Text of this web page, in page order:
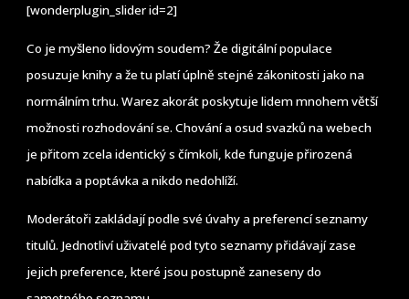
[wonderplugin_slider id=2]
Co je myšleno lidovým soudem? Že digitální populace
posuzuje knihy a že tu platí úplně stejné zákonitosti jako na
normálním trhu. Warez akorát poskytuje lidem mnohem větší
možnosti rozhodování se. Chování a osud svazků na webech
je přitom zcela identický s čímkoli, kde funguje přirozená
nabídka a poptávka a nikdo nedohlíží.
Moderátoři zakládají podle své úvahy a preferencí seznamy
titulů. Jednotliví uživatelé pod tyto seznamy přidávají zase
jejich preference, které jsou postupně zaneseny do